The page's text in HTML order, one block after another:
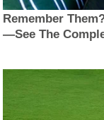
Remember
—See The